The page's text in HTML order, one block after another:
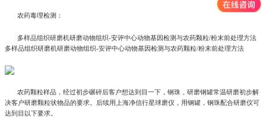
农药毒理检测：
多样品组织研磨机研磨动物组织-安评中心动物基因检测与农药颗粒/粉末前处理方法
多样品组织研磨机研磨动物组织-安评中心动物基因检测与农药颗粒/粉末前处理方法
农药颗粒样品，经过初步碾碎后客户想达到目一下，钢珠，研磨钢罐常温研磨初步解
决客户研磨颗粒状物品的要求。后续用上海净信行星球磨仪，用钢罐，钢珠配合研磨仪可
达到目以下要求。